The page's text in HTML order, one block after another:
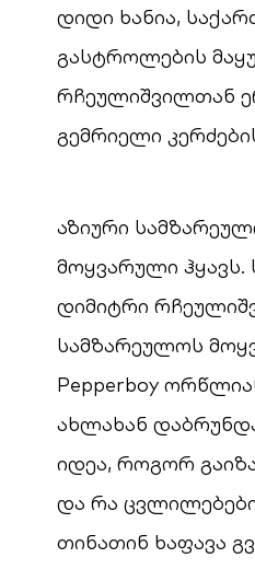
დიდი ხანია,
გასტროლების
რჩეულიშვილთან
გემრიელი
აზიური
მოყვარული
დიმიტრი
სამზარეულოს
Pepperboy
ახლახან
იდეა, როგორ
და რა
თინათინ ხაფავა